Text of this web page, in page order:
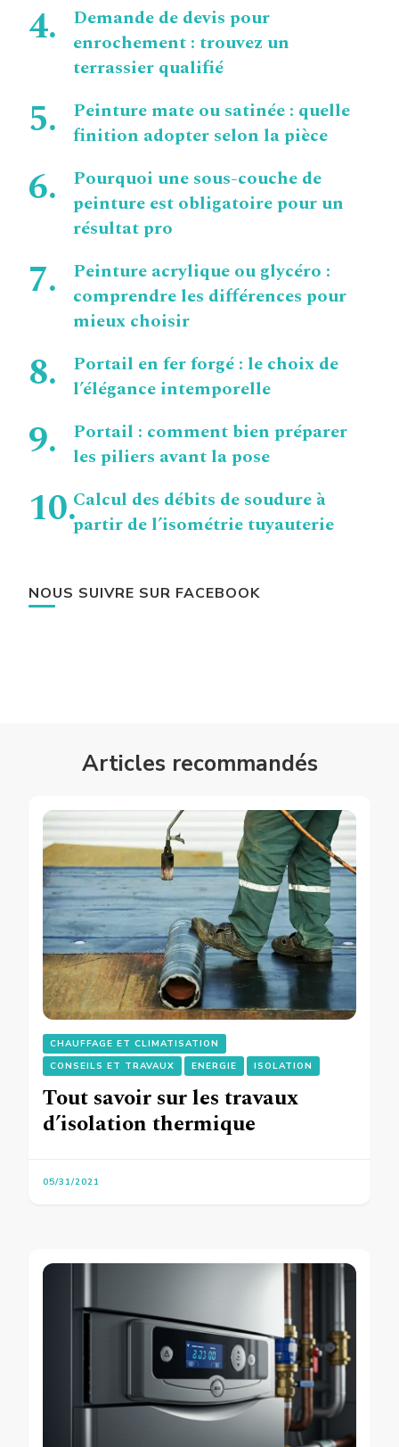
Demande de devis pour
enrochement : trouvez un
terrassier qualifié
Peinture mate ou satinée : quelle
finition adopter selon la pièce
Pourquoi une sous-couche de
peinture est obligatoire pour un
résultat pro
Peinture acrylique ou glycéro :
comprendre les différences pour
mieux choisir
Portail en fer forgé : le choix de
l’élégance intemporelle
Portail : comment bien préparer
les piliers avant la pose
Calcul des débits de soudure à
partir de l’isométrie tuyauterie
NOUS SUIVRE SUR FACEBOOK
Articles recommandés
CHAUFFAGE ET CLIMATISATION
CONSEILS ET TRAVAUX
ENERGIE ISOLATION
Tout savoir sur les travaux
d’isolation thermique
05/31/2021